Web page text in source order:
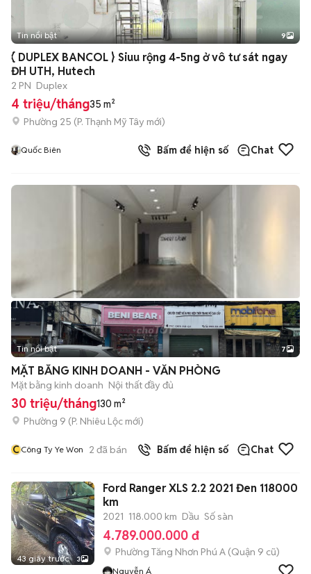
+2
Tin nổi bật 9
{ DUPLEX BANCOL } Siuu rộng 4-5ng ở vô tư sát ngay
ĐH UTH, Hutech
2 PN Duplex
4 triệu/tháng35 m²
Phường 25 (P. Thạnh Mỹ Tây mới)
Quốc Biên Bấm để hiện số Chat
+2
Tin nổi bật 7
MẶT BẰNG KINH DOANH - VĂN PHÒNG
Mặt bằng kinh doanh Nội thất đầy đủ
30 triệu/tháng130 m²
Phường 9 (P. Nhiêu Lộc mới)
CCông Ty Ye Won 2 đã bán Bấm để hiện số Chat
43 giây trước 3
Ford Ranger XLS 2.2 2021 Đen 118000
km
2021 118.000 km Dầu Số sàn
4.789.000.000 đ
Phường Tăng Nhơn Phú A (Quận 9 cũ)
Nguyễn Á